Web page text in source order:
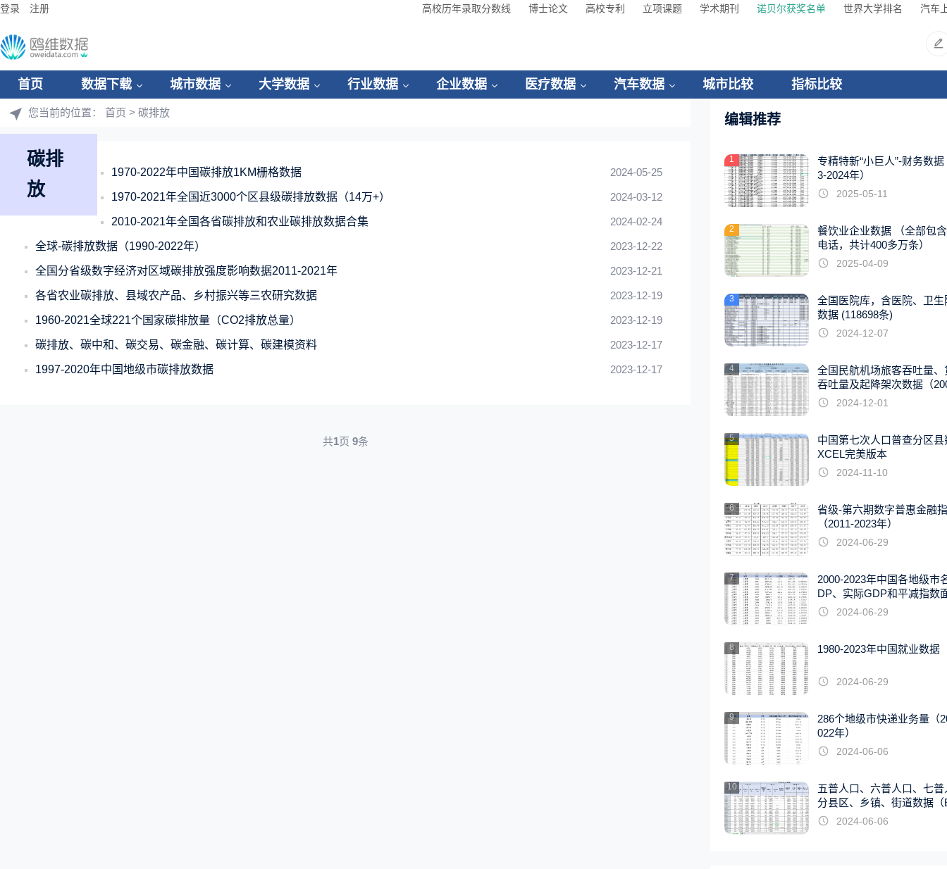
登录 注册 高校历年录取分数线 博士论文 高校专利 立项课题 学术期刊 诺贝尔获奖名单 世界大学排名 汽车
首页 数据下载 城市数据 大学数据 行业数据 企业数据 医疗数据 汽车数据 城市比较 指标比较
您当前的位置： 首页 > 碳排放
碳排
放
2024-05-25
1970-2022年中国碳排放1KM栅格数据
2024-03-12
1970-2021年全国近3000个区县级碳排放数据（14万+）
2024-02-24
2010-2021年全国各省碳排放和农业碳排放数据合集
2023-12-22
全球-碳排放数据（1990-2022年）
2023-12-21
全国分省级数字经济对区域碳排放强度影响数据2011-2021年
2023-12-19
各省农业碳排放、县域农产品、乡村振兴等三农研究数据
2023-12-19
1960-2021全球221个国家碳排放量（CO2排放总量）
2023-12-17
碳排放、碳中和、碳交易、碳金融、碳计算、碳建模资料
2023-12-17
1997-2020年中国地级市碳排放数据
共1页 9条
编辑推荐
1
专精特新“小巨人”-财务数据
3-2024年）
2025-05-11
2
餐饮业企业数据 （全部包
电话，共计400多万条）
2025-04-09
3
全国医院库，含医院、卫生
数据 (118698条)
2024-12-07
4
全国民航机场旅客吞吐量、
吞吐量及起降架次数据（
22年）2024-12-01
5
中国第七次人口普查分区县
XCEL完美版本
2024-11-10
6
省级-第六期数字普惠金融
（2011-2023年）
2024-06-29
7
2000-2023年中国各地级市
DP、实际GDP和平减指数
据
2024-06-29
8 1980-2023年中国就业数据
2024-06-29
9
286个地级市快递业务量（
022年）
2024-06-06
10
五普人口、六普人口、七普
分县区、乡镇、街道数据（
EL版）2024-06-06